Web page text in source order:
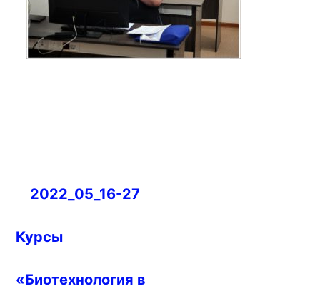
Навигация
записям
2022_05_16-27
Курсы
«Биотехнология в